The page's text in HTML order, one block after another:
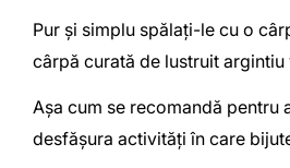
Pur și simplu spălați-le cu o
cârpă curată de lustruit
Așa cum se recomandă
desfășura activități în care